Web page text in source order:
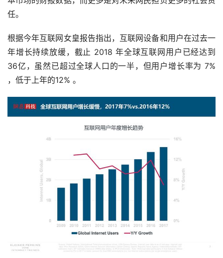
任。
根据今年互联网女皇报告指出，互联网设备和用户在过去一
年增长持续放缓，截止 2018 年全球互联网用户已经达到
36亿，虽然已超过全球人口的一半，但用户增长率为 7%
，低于上年的12% 。